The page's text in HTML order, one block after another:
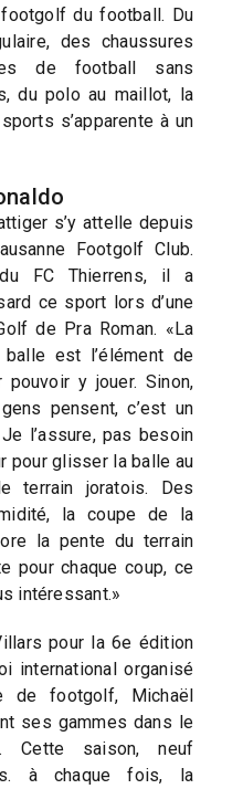
du football. Du
des chaussures
de football sans
du polo au maillot, la
s’apparente à un
s’y attelle depuis
Footgolf Club.
FC Thierrens, il a
ce sport lors d’une
de Pra Roman. «La
est l’élément de
y jouer. Sinon,
pensent, c’est un
l’assure, pas besoin
pour glisser la balle au
terrain joratois. Des
la coupe de la
la pente du terrain
pour chaque coup, ce
intéressant.»
pour la 6e édition
international organisé
de footgolf, Michaël
ses gammes dans le
Cette saison, neuf
à chaque fois, la